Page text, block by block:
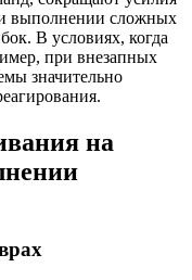
выполнении сложных
В условиях, когда
при внезапных
значительно
на